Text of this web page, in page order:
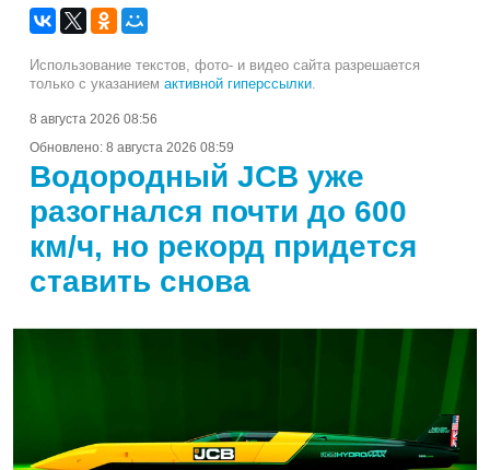
Использование текстов, фото- и видео сайта разрешается
только с указанием активной гиперссылки.
8 августа 2026 08:56
Обновлено: 8 августа 2026 08:59
Водородный JCB уже
разогнался почти до 600
км/ч, но рекорд придется
ставить снова